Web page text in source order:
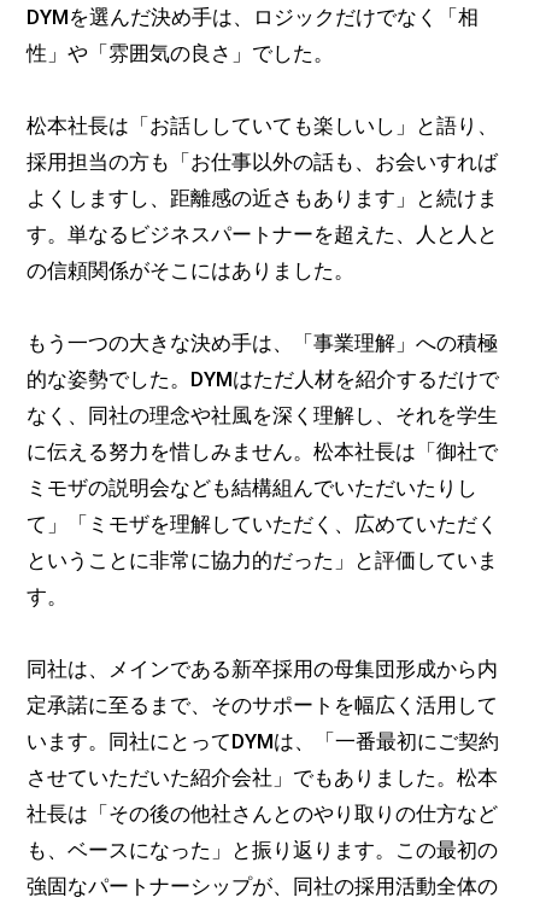
DYMを選んだ決め手は、ロジックだけでなく「相
性」や「雰囲気の良さ」でした。
松本社長は「お話ししていても楽しいし」と語り、
採用担当の方も「お仕事以外の話も、お会いすれば
よくしますし、距離感の近さもあります」と続けま
す。単なるビジネスパートナーを超えた、人と人と
の信頼関係がそこにはありました。
もう一つの大きな決め手は、「事業理解」への積極
的な姿勢でした。DYMはただ人材を紹介するだけで
なく、同社の理念や社風を深く理解し、それを学生
に伝える努力を惜しみません。松本社長は「御社で
ミモザの説明会なども結構組んでいただいたりし
て」「ミモザを理解していただく、広めていただく
ということに非常に協力的だった」と評価していま
す。
同社は、メインである新卒採用の母集団形成から内
定承諾に至るまで、そのサポートを幅広く活用して
います。同社にとってDYMは、「一番最初にご契約
させていただいた紹介会社」でもありました。松本
社長は「その後の他社さんとのやり取りの仕方など
も、ベースになった」と振り返ります。この最初の
強固なパートナーシップが、同社の採用活動全体の